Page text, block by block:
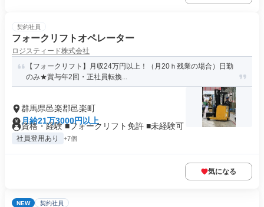
契約社員
フォークリフトオペレーター
ロジスティード株式会社
【フォークリフト】月収24万円以上！（月20ｈ残業の場合）日勤
のみ★賞与年2回・正社員転換...
群馬県邑楽郡邑楽町
月給21万3000円以上
資格・経験 ■フォークリフト免許 ■未経験可
社員登用あり +7個
気になる
NEW 契約社員